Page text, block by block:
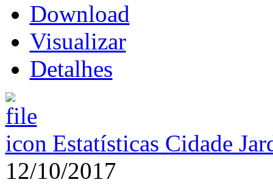
Download
Visualizar
Detalhes
Estatísticas Cidade
12/10/2017